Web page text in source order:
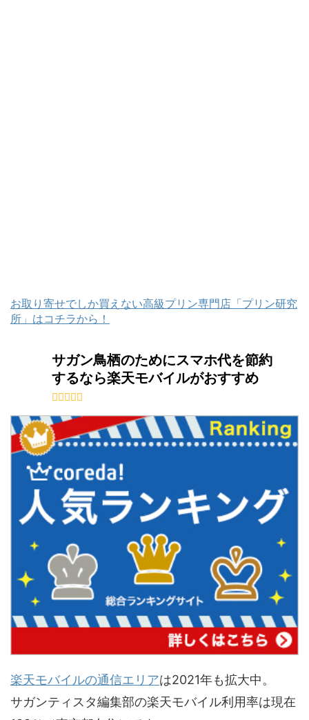
お取り寄せでしか買えない高級プリン専門店「プリン研究
所」はコチラから！
サガン鳥栖のためにスマホ代を節約
するなら楽天モバイルがおすすめ
楽天モバイルの通信エリアは2021年も拡大中。
サガンティスタ編集部の楽天モバイル利用率は現在